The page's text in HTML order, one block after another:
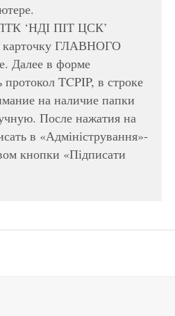
ПТК ‘НДІ ПІТ ЦСК’
карточку ГЛАВНОГО
Далее в форме
TCPIP, в строке
на наличие папки
После нажатия на
в «Адміністрування»-
кнопки «Підписати